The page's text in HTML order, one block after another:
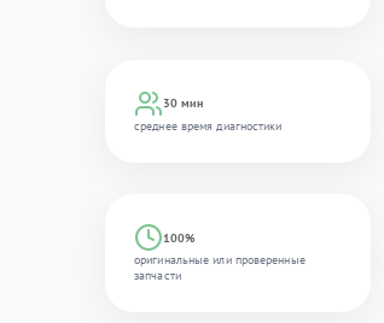
30 мин
среднее время диагностики
100%
оригинальные или проверенные
запчасти